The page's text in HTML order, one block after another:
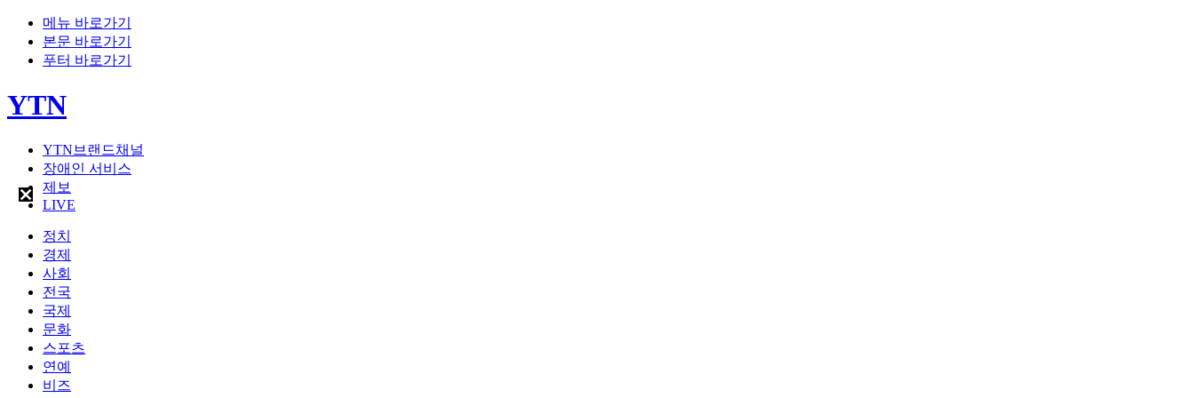
메뉴 바로가기
본문 바로가기
푸터 바로가기
YTN
YTN브랜드채널
장애인 서비스
제보
LIVE
정치
경제
사회
전국
국제
문화
스포츠
연예
비즈